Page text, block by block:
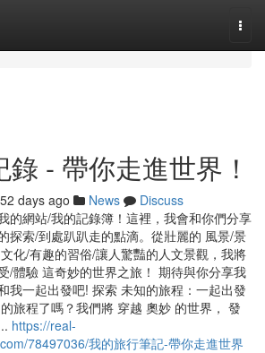
- 帶你走進世界！
days ago News
Discuss
的網站/我的記錄簿！這裡，我會和你們分享
探索/到處趴趴走的點滴。從壯麗的 風景/景
化/有趣的習俗/讓人驚豔的人文景觀，我將
/體驗 這奇妙的世界之旅！ 期待與你分享我
我一起出發吧! 探索 未知的旅程：一起出發
旅程了嗎？我們將 穿越 奧妙 的世界， 發
https://real-
78497036/我的旅行筆記-帶你走進世界